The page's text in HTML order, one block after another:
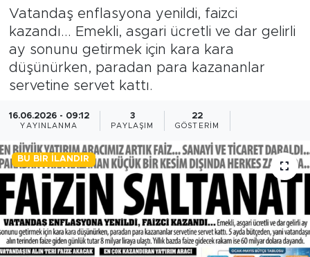
Vatandaş enflasyona yenildi, faizci
kazandı... Emekli, asgari ücretli ve dar gelirli
ay sonunu getirmek için kara kara
düşünürken, paradan para kazananlar
servetine servet kattı.
16.06.2026 - 09:12
YAYINLANMA
3
PAYLAŞIM
22
GÖSTERIM
BU BIR İLANDIR
GÜNCEL
KARİKATÜR
BİLİM-TEKNOLOJİ
RÖPÖRTAJ
ANALİZ
NOSTALJİ
KULİS
Son Dakika Haberleri
Haber Arşivi